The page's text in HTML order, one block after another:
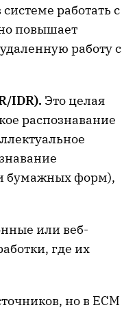
работать с
повышает
работу с
IDR). Это целая
распознавание
бумажных форм),
или веб-
где их
но в ECM